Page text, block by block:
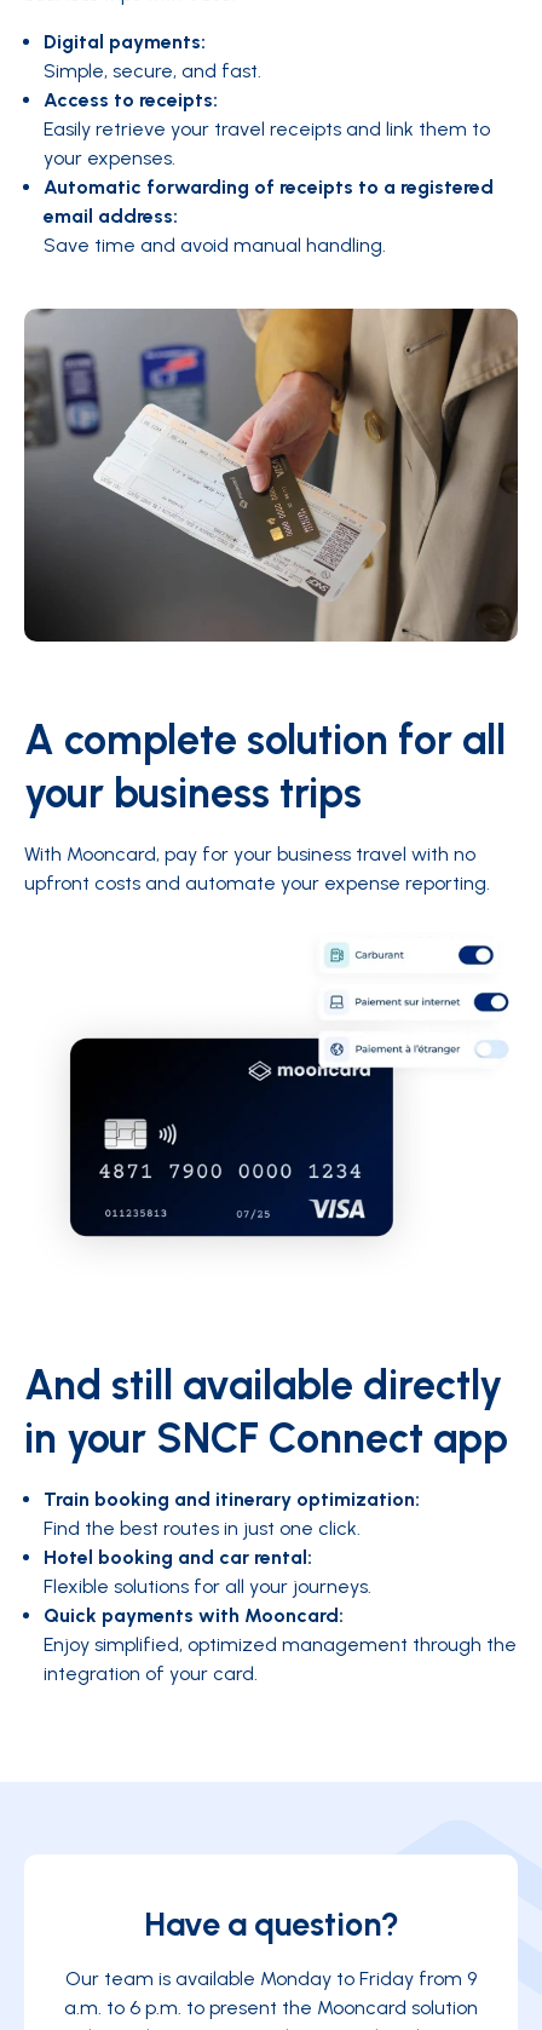
Digital payments:
Simple, secure, and fast.
Access to receipts:
Easily retrieve your travel receipts and link them to
your expenses.
Automatic forwarding of receipts to a registered
email address:
Save time and avoid manual handling.
A complete solution for all
your business trips
With Mooncard, pay for your business travel with no
upfront costs and automate your expense reporting.
And still available directly
in your SNCF Connect app
Train booking and itinerary optimization:
Find the best routes in just one click.
Hotel booking and car rental:
Flexible solutions for all your journeys.
Quick payments with Mooncard:
Enjoy simplified, optimized management through the
integration of your card.
Have a question?
Our team is available Monday to Friday from 9
a.m. to 6 p.m. to present the Mooncard solution